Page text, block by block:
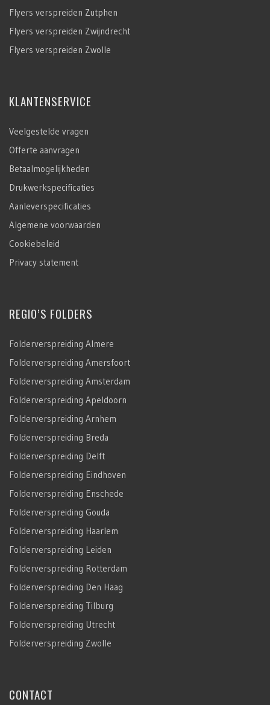
Flyers verspreiden Zutphen
Flyers verspreiden Zwijndrecht
Flyers verspreiden Zwolle
KLANTENSERVICE
Veelgestelde vragen
Offerte aanvragen
Betaalmogelijkheden
Drukwerkspecificaties
Aanleverspecificaties
Algemene voorwaarden
Cookiebeleid
Privacy statement
REGIO’S FOLDERS
Folderverspreiding Almere
Folderverspreiding Amersfoort
Folderverspreiding Amsterdam
Folderverspreiding Apeldoorn
Folderverspreiding Arnhem
Folderverspreiding Breda
Folderverspreiding Delft
Folderverspreiding Eindhoven
Folderverspreiding Enschede
Folderverspreiding Gouda
Folderverspreiding Haarlem
Folderverspreiding Leiden
Folderverspreiding Rotterdam
Folderverspreiding Den Haag
Folderverspreiding Tilburg
Folderverspreiding Utrecht
Folderverspreiding Zwolle
CONTACT